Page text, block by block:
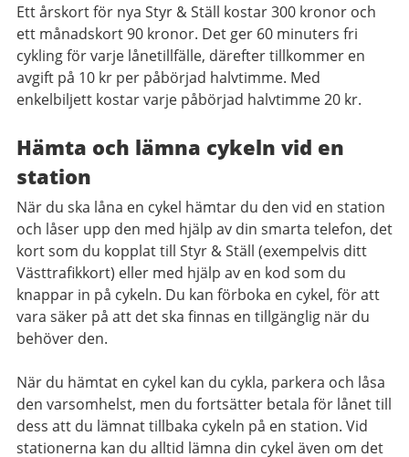
Ett årskort för nya Styr & Ställ kostar 300 kronor och
ett månadskort 90 kronor. Det ger 60 minuters fri
cykling för varje lånetillfälle, därefter tillkommer en
avgift på 10 kr per påbörjad halvtimme. Med
enkelbiljett kostar varje påbörjad halvtimme 20 kr.
Hämta och lämna cykeln vid en
station
När du ska låna en cykel hämtar du den vid en station
och låser upp den med hjälp av din smarta telefon, det
kort som du kopplat till Styr & Ställ (exempelvis ditt
Västtrafikkort) eller med hjälp av en kod som du
knappar in på cykeln. Du kan förboka en cykel, för att
vara säker på att det ska finnas en tillgänglig när du
behöver den.
När du hämtat en cykel kan du cykla, parkera och låsa
den varsomhelst, men du fortsätter betala för lånet till
dess att du lämnat tillbaka cykeln på en station. Vid
stationerna kan du alltid lämna din cykel även om det